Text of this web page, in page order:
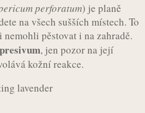
perforatum) je planě
na všech sušších místech. To
nemohli pěstovat i na zahradě.
, jen pozor na její
kožní reakce.